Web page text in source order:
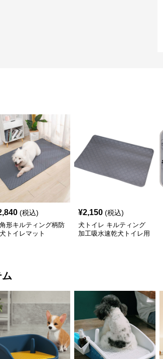
(税込)
形キルティング柄防
トイレマット
¥2,150 (税込)
犬トイレ キルティング
加工吸水速乾犬トイレ用
ム